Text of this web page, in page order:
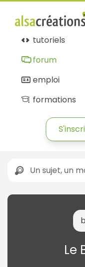
tutoriels
forum
emploi
formations
Le